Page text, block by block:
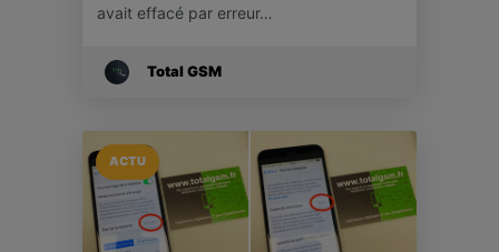
avait effacé par erreur…
Total GSM
ACTU